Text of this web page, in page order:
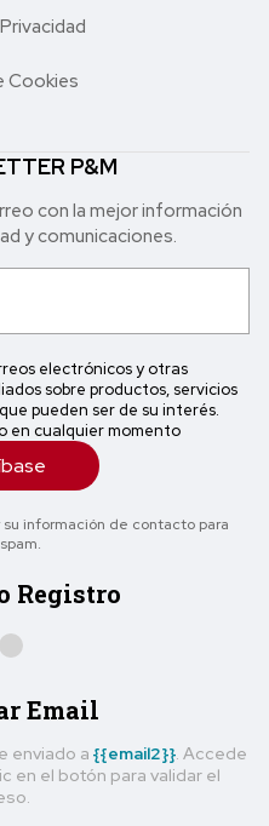
Cookies
P&M
con la mejor in formación
y comunicaciones.
electrónicos y otras
sobre productos, servicios
pueden ser de su interés.
en cualquier momento
información de contacto para
Registro
Email
enviado a {{email2}} . Accede
en el botón para validar el